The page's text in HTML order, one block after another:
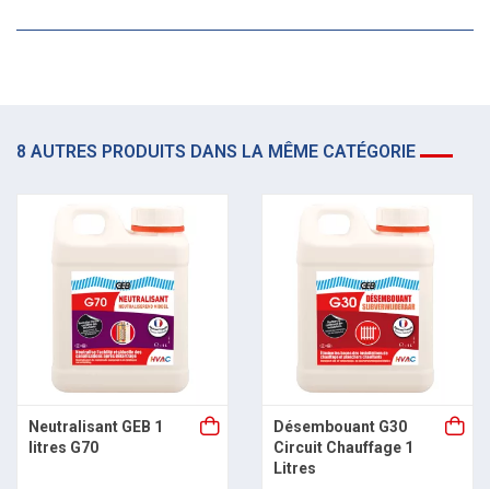
8 AUTRES PRODUITS DANS LA MÊME CATÉGORIE
Neutralisant GEB 1
litres G70
Désembouant G30
Circuit Chauffage 1
Litres